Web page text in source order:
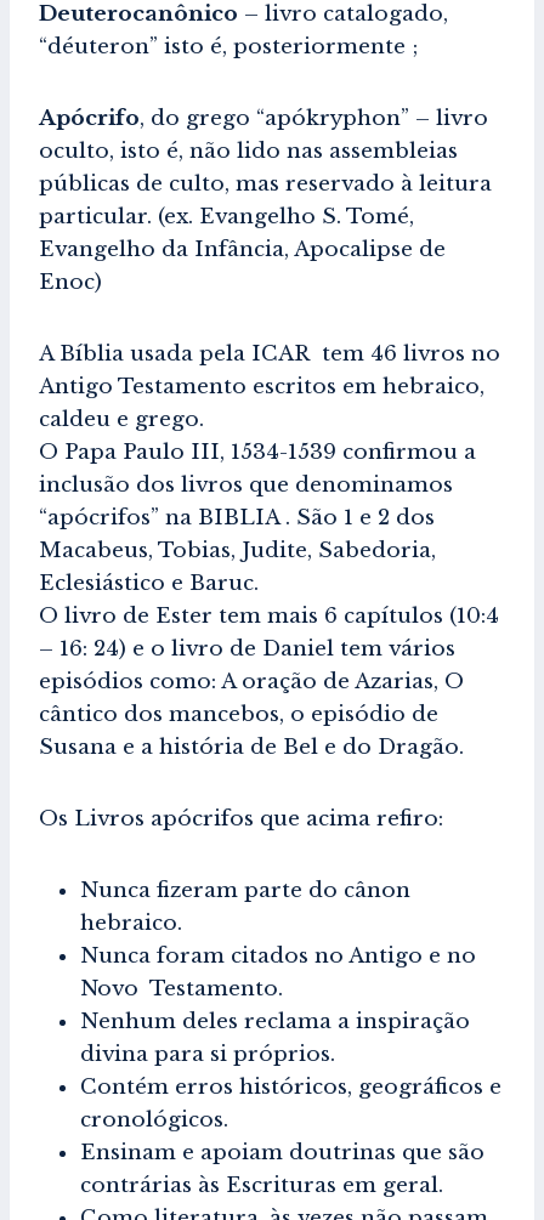
Deuterocanônico – livro catalogado,
“déuteron” isto é, posteriormente ;
Apócrifo, do grego “apókryphon” – livro
oculto, isto é, não lido nas assembleias
públicas de culto, mas reservado à leitura
particular. (ex. Evangelho S. Tomé,
Evangelho da Infância, Apocalipse de
Enoc)
A Bíblia usada pela ICAR tem 46 livros no
Antigo Testamento escritos em hebraico,
caldeu e grego.
O Papa Paulo III, 1534-1539 confirmou a
inclusão dos livros que denominamos
“apócrifos” na BIBLIA . São 1 e 2 dos
Macabeus, Tobias, Judite, Sabedoria,
Eclesiástico e Baruc.
O livro de Ester tem mais 6 capítulos (10:4
– 16: 24) e o livro de Daniel tem vários
episódios como: A oração de Azarias, O
cântico dos mancebos, o episódio de
Susana e a história de Bel e do Dragão.
Os Livros apócrifos que acima refiro:
Nunca fizeram parte do cânon
hebraico.
Nunca foram citados no Antigo e no
Novo Testamento.
Nenhum deles reclama a inspiração
divina para si próprios.
Contém erros históricos, geográficos e
cronológicos.
Ensinam e apoiam doutrinas que são
contrárias às Escrituras em geral.